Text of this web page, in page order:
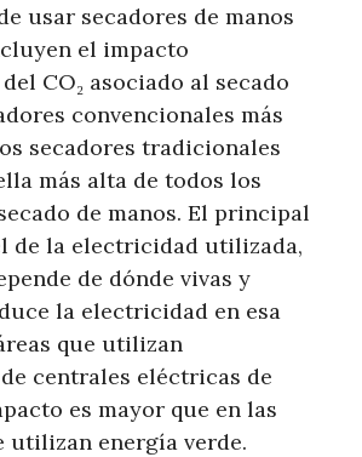
usar secadores de manos
el impacto
CO₂ asociado al secado
convencionales más
secadores tradicionales
más alta de todos los
de manos. El principal
de la electricidad utilizada,
de dónde vivas y
la electricidad en esa
que utilizan
centrales eléctricas de
es mayor que en las
utilizan energía verde.